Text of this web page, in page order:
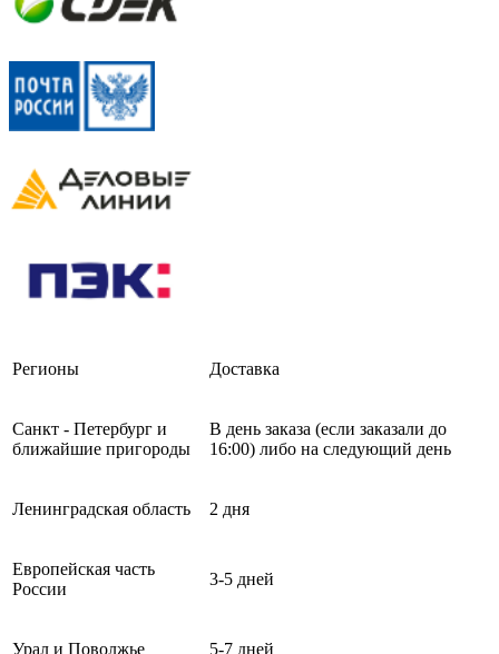
Регионы Доставка
Санкт - Петербург и
ближайшие пригороды
В день заказа (если заказали до
16:00) либо на следующий день
Ленинградская область 2 дня
Европейская часть
России
3-5 дней
Урал и Поволжье 5-7 дней